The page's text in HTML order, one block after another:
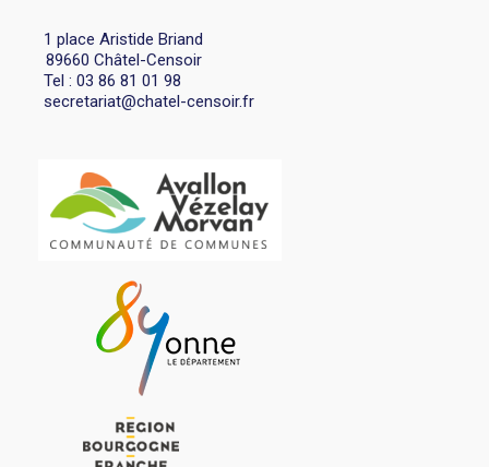
1 place Aristide Briand
89660 Châtel-Censoir
Tel : 03 86 81 01 98
secretariat@chatel-censoir.fr